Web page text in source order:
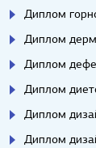
Диплом
Диплом
Диплом
Диплом
Диплом
Диплом